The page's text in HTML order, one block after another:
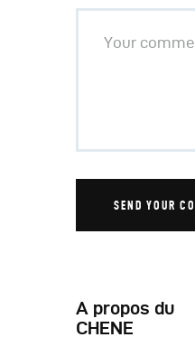
A propos du
CHENE